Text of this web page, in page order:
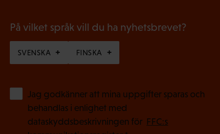
)
På vilket språk vill du ha nyhetsbrevet?
SVENSKA FINSKA
Jag godkänner att mina uppgifter sparas och
behandlas i enlighet med
dataskyddsbeskrivningen för FFC:s